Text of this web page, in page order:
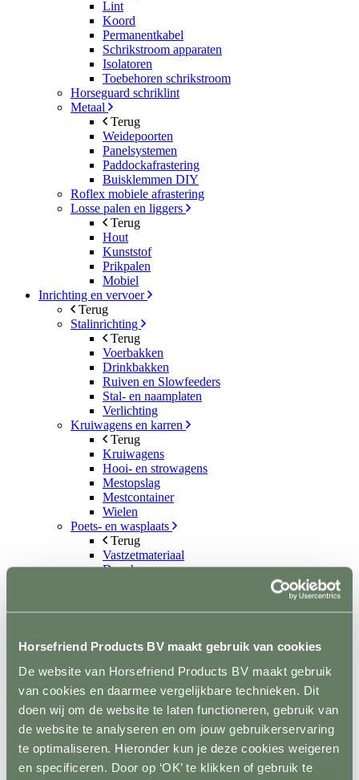
Horsefriend Products BV maakt gebruik van cookies
De website van Horsefriend Products BV maakt gebruik
van cookies en daarmee vergelijkbare technieken. Dit
doen wij om de website te laten functioneren, gebruik van
de website te analyseren en om jouw gebruikerservaring
te optimaliseren. Hieronder kun je deze cookies weigeren
en specificeren. Door op ‘OK’ te klikken of gebruik te
Lint
Koord
Permanentkabel
Schrikstroom apparaten
Isolatoren
Toebehoren schrikstroom
Horseguard schriklint
Metaal
Terug
Weidepoorten
Panelsystemen
Paddockafrastering
Buisklemmen DIY
Roflex mobiele afrastering
Losse palen en liggers
Terug
Hout
Kunststof
Prikpalen
Mobiel
Inrichting en vervoer
Terug
Stalinrichting
Terug
Voerbakken
Drinkbakken
Ruiven en Slowfeeders
Stal- en naamplaten
Verlichting
Kruiwagens en karren
Terug
Kruiwagens
Hooi- en strowagens
Mestopslag
Mestcontainer
Wielen
Poets- en wasplaats
Terug
Vastzetmateriaal
Douchearm
Zadelkamer
Zadel- en tuigdragers
Kasten
Dekenrekken
Ophanghaken
Hoofdstelhouders
Wassen en drogen
Gereedschap
Terug
Mestvorken